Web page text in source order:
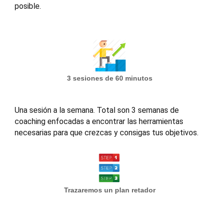
posible.
3 sesiones de 60 minutos
Una sesión a la semana. Total son 3 semanas de
coaching enfocadas a encontrar las herramientas
necesarias para que crezcas y consigas tus objetivos.
Trazaremos un plan retador